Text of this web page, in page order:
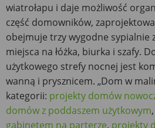
wiatrołapu i daje możliwość
część domowników,
obejmuje trzy wygodne sypialnie
miejsca na łóżka, biurka i szafy.
użytkowego strefy nocnej jest
wanną i prysznicem. „Dom w
kategorii: projekty domów
domów z poddaszem użytkowym,
gabinetem na parterze, projekty